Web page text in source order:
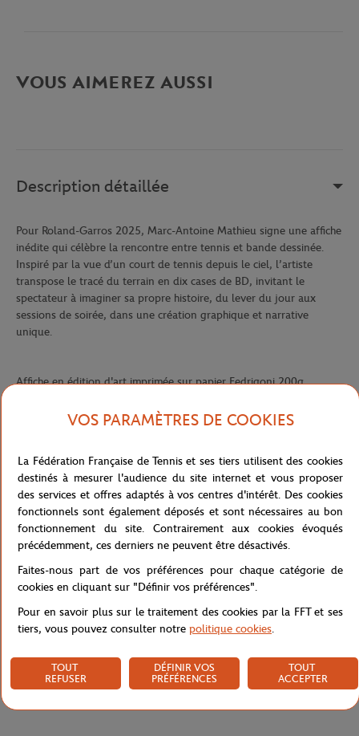
VOUS AIMEREZ AUSSI
Description détaillée
Pour Roland-Garros 2025, Marc-Antoine Mathieu signe une affiche
inédite qui célèbre la rencontre entre tennis et bande dessinée.
Inspiré par la vue d’un court de tennis depuis le ciel, l’artiste
transpose le tracé du terrain en dix cases de BD, invitant le
spectateur à imaginer sa propre histoire, du lever du jour aux
sessions de soirée, dans une création graphique et narrative
unique.
Affiche en édition d'art imprimée sur papier Fedrigoni 200g
Caractéristiques
Livraison et retours
Accueil Boutique Souvenirs & Accessoires Maison
VOS PARAMÈTRES DE COOKIES
La Fédération Française de Tennis et ses tiers utilisent des cookies
destinés à mesurer l'audience du site internet et vous proposer
des services et offres adaptés à vos centres d'intérêt. Des cookies
fonctionnels sont également déposés et sont nécessaires au bon
fonctionnement du site. Contrairement aux cookies évoqués
précédemment, ces derniers ne peuvent être désactivés.
Faites-nous part de vos préférences pour chaque catégorie de
cookies en cliquant sur "Définir vos préférences".
Pour en savoir plus sur le traitement des cookies par la FFT et ses
tiers, vous pouvez consulter notre politique cookies.
TOUT
REFUSER
DÉFINIR VOS
PRÉFÉRENCES
TOUT
ACCEPTER